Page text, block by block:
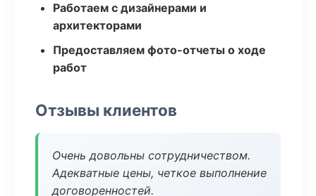
Работаем с дизайнерами и
архитекторами
Предоставляем фото-отчеты о ходе
работ
Отзывы клиентов
Очень довольны сотрудничеством.
Адекватные цены, четкое выполнение
договоренностей.